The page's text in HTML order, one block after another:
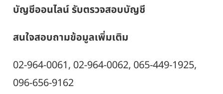
บัญชีออนไลน์ รับตรวจสอบบัญชี
สนใจสอบถามข้อมูลเพิ่มเติม
02-964-0061, 02-964-0062, 065-449-1925,
096-656-9162